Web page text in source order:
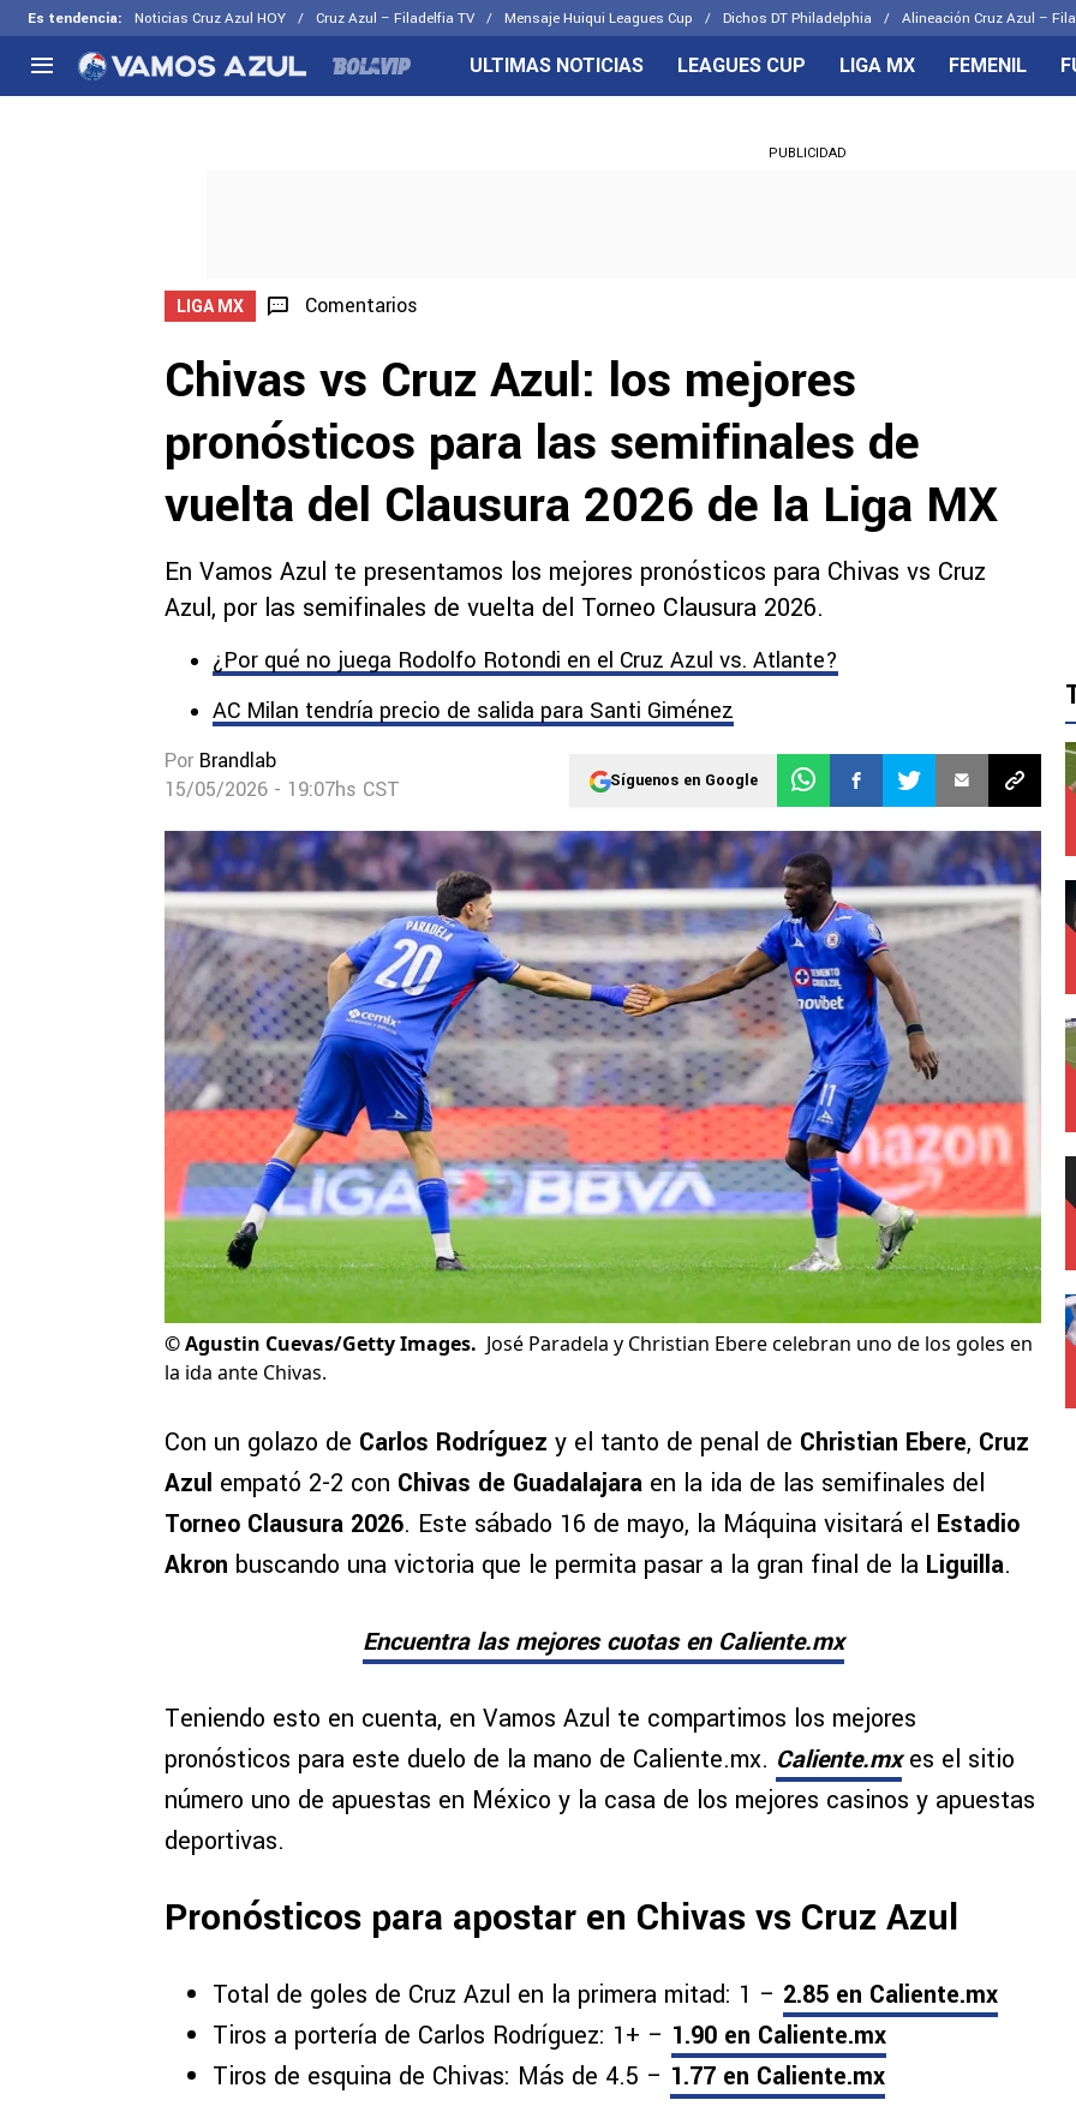
Es tendencia: Noticias Cruz Azul HOY Cruz Azul – Filadelfia TV Mensaje Huiqui Leagues Cup Dichos DT Philadelphia Alineación Cruz Azul –
Selección Mexicana
CELESTES
ULTIMAS NOTICIAS LEAGUES CUP LIGA MX FEMENIL
PUBLICIDAD
LIGA MX Comentarios
Chivas vs Cruz Azul: los mejores
pronósticos para las semifinales de
vuelta del Clausura 2026 de la Liga MX
En Vamos Azul te presentamos los mejores pronósticos para Chivas vs Cruz
Azul, por las semifinales de vuelta del Torneo Clausura 2026.
¿Por qué no juega Rodolfo Rotondi en el Cruz Azul vs. Atlante?
AC Milan tendría precio de salida para Santi Giménez
Por Brandlab
15/05/2026 - 19:07hs CST
Síguenos en Google
©Agustin Cuevas/Getty Images. José Paradela y Christian Ebere celebran uno de los goles en
la ida ante Chivas.
Con un golazo de Carlos Rodríguez y el tanto de penal de Christian Ebere, Cruz
Azul empató 2-2 con Chivas de Guadalajara en la ida de las semifinales del
Torneo Clausura 2026. Este sábado 16 de mayo, la Máquina visitará el Estadio
Akron buscando una victoria que le permita pasar a la gran final de la Liguilla.
Encuentra las mejores cuotas en Caliente.mx
Teniendo esto en cuenta, en Vamos Azul te compartimos los mejores
pronósticos para este duelo de la mano de Caliente.mx. Caliente.mxes el sitio
número uno de apuestas en México y la casa de los mejores casinos y apuestas
deportivas.
Pronósticos para apostar en Chivas vs Cruz Azul
Total de goles de Cruz Azul en la primera mitad: 1 – 2.85 en Caliente.mx
Tiros a portería de Carlos Rodríguez: 1+ – 1.90 en Caliente.mx
Tiros de esquina de Chivas: Más de 4.5 – 1.77 en Caliente.mx